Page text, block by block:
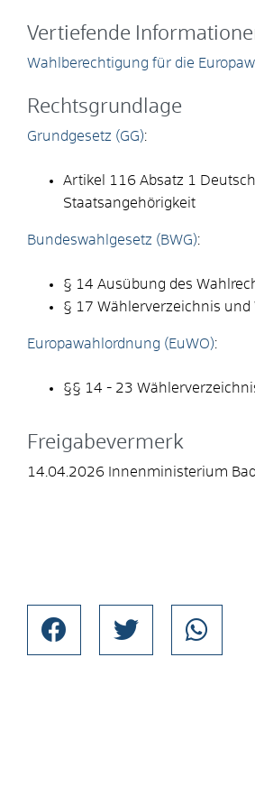
Vertiefende
Wahlberechtigung für die
Rechtsgrundlage
Grundgesetz (GG):
Artikel 116 Absatz 1
Staatsangehörigkeit
Bundeswahlgesetz (BWG):
§ 14 Ausübung des
§ 17 Wählerverzeichnis und
Europawahlordnung (EuWO):
§§ 14 - 23
Freigabevermerk
14.04.2026 Innenministerium